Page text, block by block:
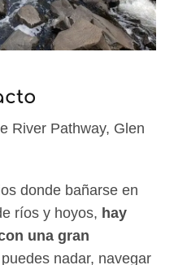
River Pathway, Glen
donde bañarse en
ríos y hoyos, hay
una gran
nadar, navegar